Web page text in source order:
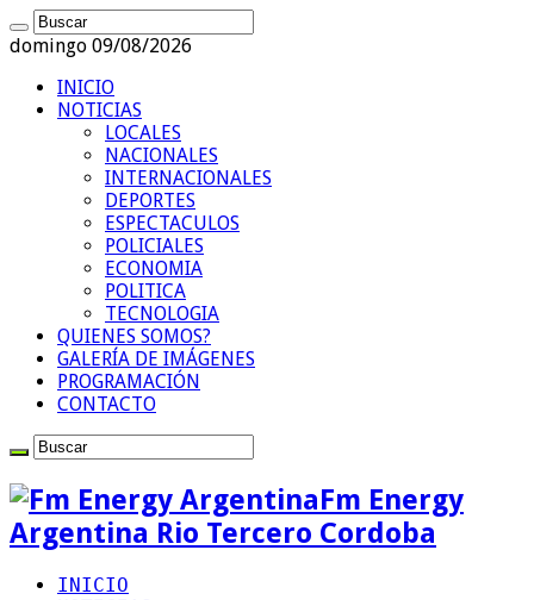
domingo 09/08/2026
INICIO
NOTICIAS
LOCALES
NACIONALES
INTERNACIONALES
DEPORTES
ESPECTACULOS
POLICIALES
ECONOMIA
POLITICA
TECNOLOGIA
QUIENES SOMOS?
GALERÍA DE IMÁGENES
PROGRAMACIÓN
CONTACTO
Fm Energy
Argentina Rio Tercero Cordoba
INICIO